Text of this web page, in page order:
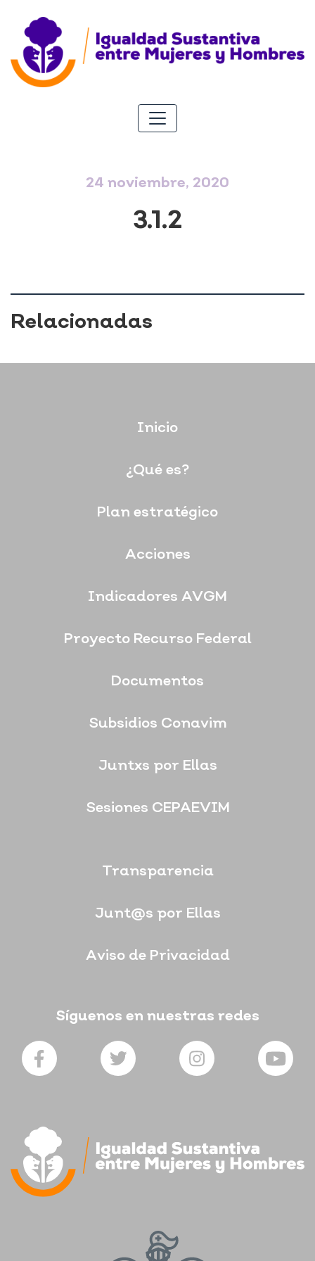
24 noviembre, 2020
3.1.2
Relacionadas
Inicio
¿Qué es?
Plan estratégico
Acciones
Indicadores AVGM
Proyecto Recurso Federal
Documentos
Subsidios Conavim
Juntxs por Ellas
Sesiones CEPAEVIM
Transparencia
Junt@s por Ellas
Aviso de Privacidad
Síguenos en nuestras redes